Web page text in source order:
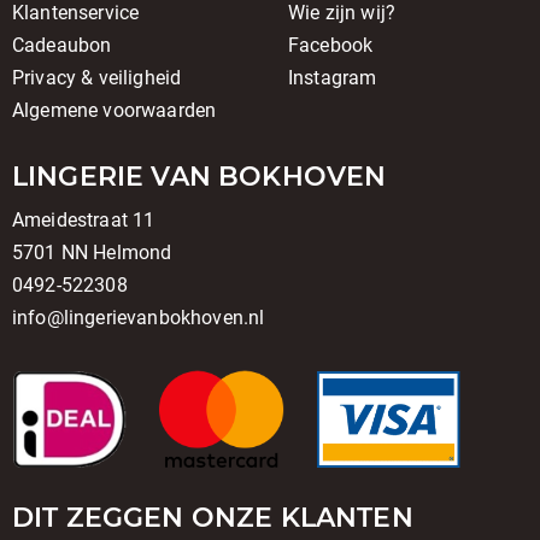
Klantenservice
Cadeaubon
Privacy & veiligheid
Algemene voorwaarden
Wie zijn wij?
Facebook
Instagram
LINGERIE VAN BOKHOVEN
Ameidestraat 11
5701 NN Helmond
0492-522308
info@lingerievanbokhoven.nl
DIT ZEGGEN ONZE KLANTEN